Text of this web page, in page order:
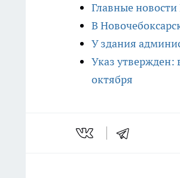
Главные
В
У здания
Указ утвержден:
октября